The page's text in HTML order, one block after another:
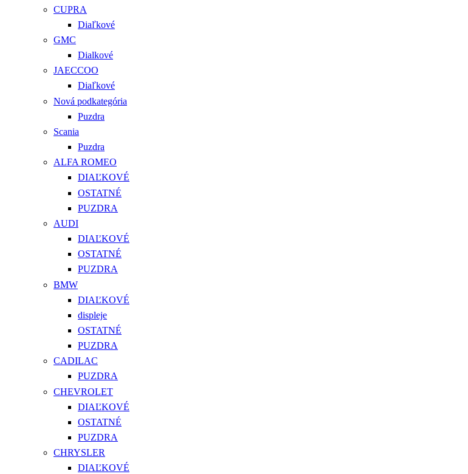
CUPRA
Diaľkové
GMC
Dialkové
JAECCOO
Diaľkové
Nová podkategória
Puzdra
Scania
Puzdra
ALFA ROMEO
DIAĽKOVÉ
OSTATNÉ
PUZDRA
AUDI
DIAĽKOVÉ
OSTATNÉ
PUZDRA
BMW
DIAĽKOVÉ
displeje
OSTATNÉ
PUZDRA
CADILAC
PUZDRA
CHEVROLET
DIAĽKOVÉ
OSTATNÉ
PUZDRA
CHRYSLER
DIAĽKOVÉ